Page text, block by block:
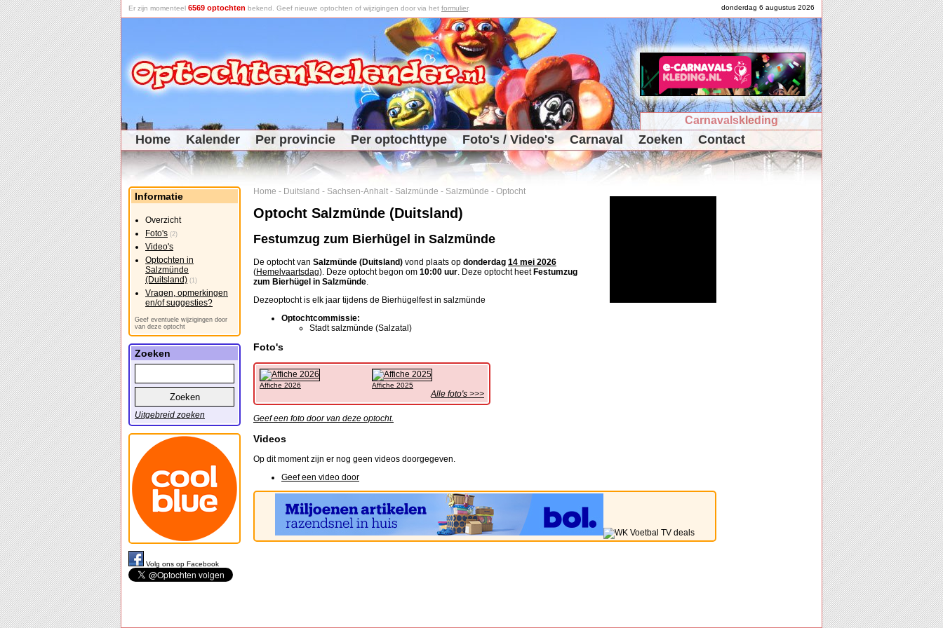
donderdag 6 augustus 2026
Er zijn momenteel 6569 optochten bekend. Geef nieuwe optochten of wijzigingen door via het formulier.
Carnavalskleding
Home Kalender Per provincie Per optochttype Foto's / Video's Carnaval Zoeken Contact
Home - Duitsland - Sachsen-Anhalt - Salzmünde - Salzmünde - Optocht
Optocht Salzmünde (Duitsland)
Festumzug zum Bierhügel in Salzmünde
De optocht van Salzmünde (Duitsland) vond plaats op donderdag 14 mei 2026
(Hemelvaartsdag). Deze optocht begon om 10:00 uur. Deze optocht heet Festumzug
zum Bierhügel in Salzmünde.
Dezeoptocht is elk jaar tijdens de Bierhügelfest in salzmünde
Optochtcommissie:
Stadt salzmünde (Salzatal)
Foto's
Affiche 2026 Affiche 2025
Alle foto's >>>
Geef een foto door van deze optocht.
Videos
Op dit moment zijn er nog geen videos doorgegeven.
Geef een video door
Informatie
Overzicht
Foto's (2)
Video's
Optochten in
Salzmünde
(Duitsland) (1)
Vragen, opmerkingen
en/of suggesties?
Geef eventuele wijzigingen door
van deze optocht
Zoeken
Uitgebreid zoeken
Volg ons op Facebook